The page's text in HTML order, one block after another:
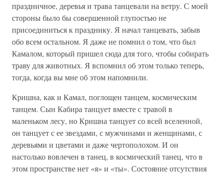
праздничное, деревья и трава танцевали на ветру. С моей
стороны было бы совершенной глупостью не
присоединиться к празднику. Я начал танцевать, забыв
обо всем остальном. Я даже не помнил о том, что был
Камалом, который пришел сюда для того, чтобы собирать
траву для животных. Я вспомнил об этом только теперь,
тогда, когда вы мне об этом напомнили.
Кришна, как и Камал, поглощен танцем, космическим
танцем. Сын Кабира танцует вместе с травой в
маленьком лесу, но Кришна танцует со всей вселенной,
он танцует с ее звездами, с мужчинами и женщинами, с
деревьями и цветами и даже чертополохом. И он
настолько вовлечен в танец, в космический танец, что в
этом пространстве нет «я» и «ты». Состояние отсутствия